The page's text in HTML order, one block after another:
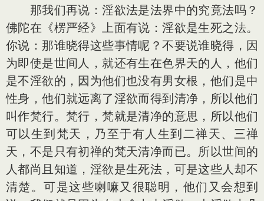
那我们再说：淫欲法是法界中的究竟法吗？
佛陀在《楞严经》上面有说：淫欲是生死之法。
你说：那谁晓得这些事情呢？不要说谁晓得，因
为即使是世间人，就还有生在色界天的人，他们
是不淫欲的，因为他们也没有男女根，他们是中
性身，他们就远离了淫欲而得到清净，所以他们
叫作梵行。梵行，梵就是清净的意思，所以他们
可以生到梵天，乃至于有人生到二禅天、三禅
天，不是只有初禅的梵天清净而已。所以世间的
人都尚且知道，淫欲是生死法，可是这些人却不
清楚。可是这些喇嘛又很聪明，他们又会想到